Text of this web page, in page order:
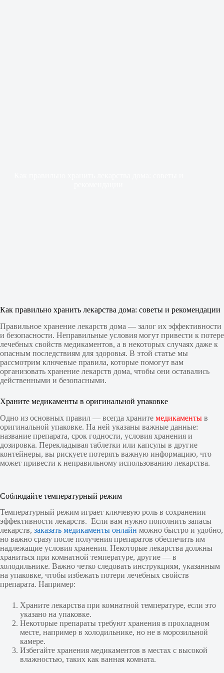
Как правильно хранить лекарства дома: советы и рекомендации
Правильное хранение лекарств дома — залог их эффективности
и безопасности. Неправильные условия могут привести к потере
лечебных свойств медикаментов, а в некоторых случаях даже к
опасным последствиям для здоровья. В этой статье мы
рассмотрим ключевые правила, которые помогут вам
организовать хранение лекарств дома, чтобы они оставались
действенными и безопасными.
Храните медикаменты в оригинальной упаковке
Одно из основных правил — всегда храните медикаменты в
оригинальной упаковке. На ней указаны важные данные:
название препарата, срок годности, условия хранения и
дозировка. Перекладывая таблетки или капсулы в другие
контейнеры, вы рискуете потерять важную информацию, что
может привести к неправильному использованию лекарства.
Соблюдайте температурный режим
Температурный режим играет ключевую роль в сохранении
эффективности лекарств. Если вам нужно пополнить запасы
лекарств, заказать медикаменты онлайн можно быстро и удобно,
но важно сразу после получения препаратов обеспечить им
надлежащие условия хранения. Некоторые лекарства должны
храниться при комнатной температуре, другие — в
холодильнике. Важно четко следовать инструкциям, указанным
на упаковке, чтобы избежать потери лечебных свойств
препарата. Например:
Храните лекарства при комнатной температуре, если это
указано на упаковке.
Некоторые препараты требуют хранения в прохладном
месте, например в холодильнике, но не в морозильной
камере.
Избегайте хранения медикаментов в местах с высокой
влажностью, таких как ванная комната.